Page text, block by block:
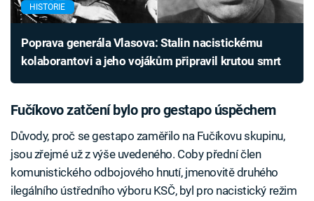
HISTORIE
Poprava generála Vlasova: Stalin nacistickému
kolaborantovi a jeho vojákům připravil krutou smrt
Fučíkovo zatčení bylo pro gestapo úspěchem
Důvody, proč se gestapo zaměřilo na Fučíkovu skupinu,
jsou zřejmé už z výše uvedeného. Coby přední člen
komunistického odbojového hnutí, jmenovitě druhého
ilegálního ústředního výboru KSČ, byl pro nacistický režim